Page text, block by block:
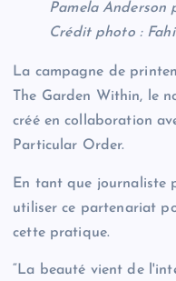
Pamela Anderson
Crédit photo :
La campagne de
The Garden Within, le
créé en collaboration
Particular Order.
En tant que journaliste
utiliser ce partenariat
cette pratique.
“La beauté vient de